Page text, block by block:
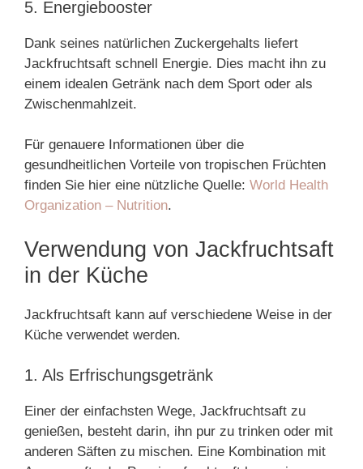
5. Energiebooster
Dank seines natürlichen Zuckergehalts liefert
Jackfruchtsaft schnell Energie. Dies macht ihn zu
einem idealen Getränk nach dem Sport oder als
Zwischenmahlzeit.
Für genauere Informationen über die
gesundheitlichen Vorteile von tropischen Früchten
finden Sie hier eine nützliche Quelle: World Health
Organization – Nutrition.
Verwendung von Jackfruchtsaft
in der Küche
Jackfruchtsaft kann auf verschiedene Weise in der
Küche verwendet werden.
1. Als Erfrischungsgetränk
Einer der einfachsten Wege, Jackfruchtsaft zu
genießen, besteht darin, ihn pur zu trinken oder mit
anderen Säften zu mischen. Eine Kombination mit